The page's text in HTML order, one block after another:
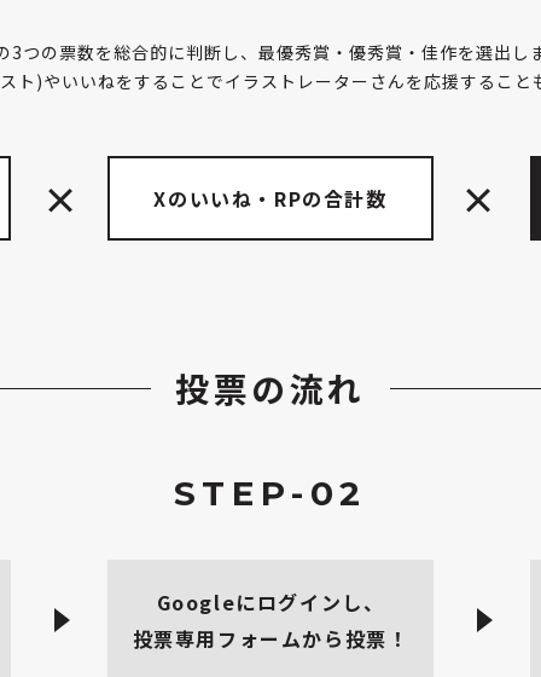
3つの票数を総合的に判断し、 最優秀賞・優秀賞・佳作を選出し
ト)やいいねをすることでイラストレーターさんを応援すること
Xのいいね・RPの合計数
投票の流れ
STEP-02
Googleにログインし、
投票専用フォームから投票！